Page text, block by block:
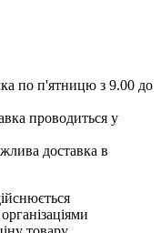
по п'ятницю з 9.00 до
проводиться у
доставка в